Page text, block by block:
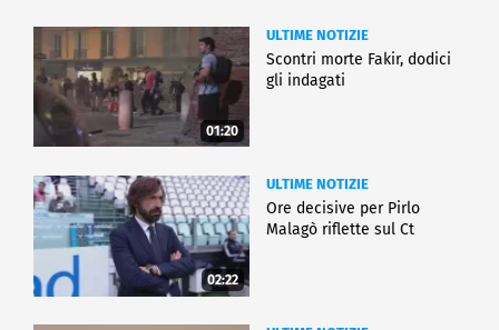
01:20
ULTIME NOTIZIE
Scontri morte Fakir, dodici
gli indagati
02:22
ULTIME NOTIZIE
Ore decisive per Pirlo
Malagò riflette sul Ct